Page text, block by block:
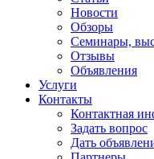
Новости
Обзоры
Семинары,
Отзывы
Объявления
Услуги
Контакты
Контактная
Задать вопрос
Дать